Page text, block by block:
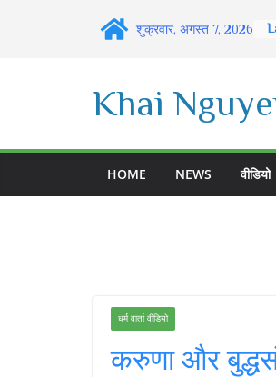
शुक्रवार, अगस्त 7, 2026
Khai
HOME NEWS वीडियो
धर्म वार्ता वीडियो
करुणा और